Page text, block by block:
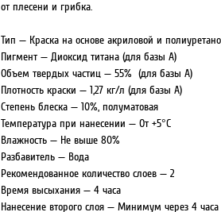
от плесени и грибка.
Тип — Краска на основе акриловой и
Пигмент — Диоксид титана (для базы А)
Объем твердых частиц — 55% (для базы А)
Плотность краски — 1,27 кг/л (для базы А)
Степень блеска — 10%, полуматовая
Температура при нанесении — От +5°С
Влажность — Не выше 80%
Разбавитель — Вода
Рекомендованное количество слоев — 2
Время высыхания — 4 часа
Нанесение второго слоя — Минимум через 4 часа